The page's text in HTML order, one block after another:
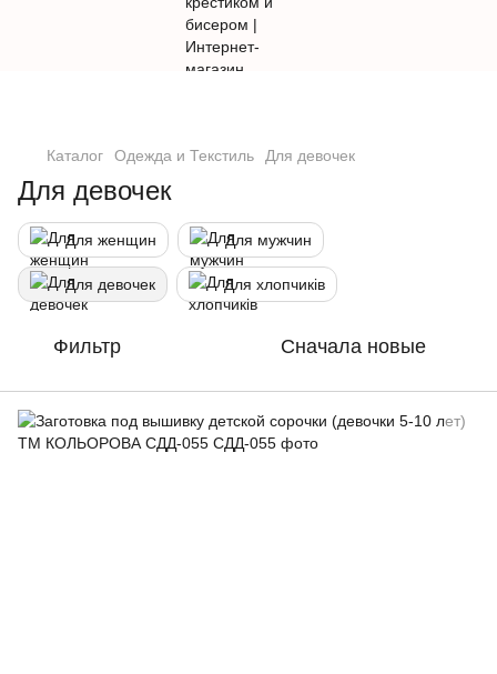
Каталог Одежда и Текстиль Для девочек
Для девочек
Для женщин Для мужчин
Для девочек Для хлопчиків
Фильтр Сначала новые